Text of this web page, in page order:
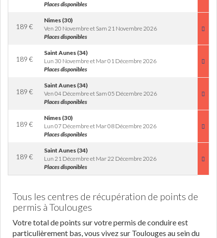
Places disponibles
189 €
Nimes (30)
Ven 20 Novembre et Sam 21 Novembre 2026
Places disponibles
189 €
Saint Aunes (34)
Lun 30 Novembre et Mar 01 Décembre 2026
Places disponibles
189 €
Saint Aunes (34)
Ven 04 Décembre et Sam 05 Décembre 2026
Places disponibles
189 €
Nimes (30)
Lun 07 Décembre et Mar 08 Décembre 2026
Places disponibles
189 €
Saint Aunes (34)
Lun 21 Décembre et Mar 22 Décembre 2026
Places disponibles
Tous les centres de récupération de points de
permis à Toulouges
Votre total de points sur votre permis de conduire est
particulièrement bas, vous vivez sur Toulouges au sein du